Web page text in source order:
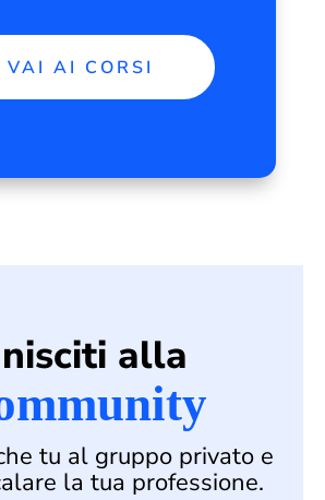
VAI AI CORSI
alla
tu al gruppo privato e
la tua professione.